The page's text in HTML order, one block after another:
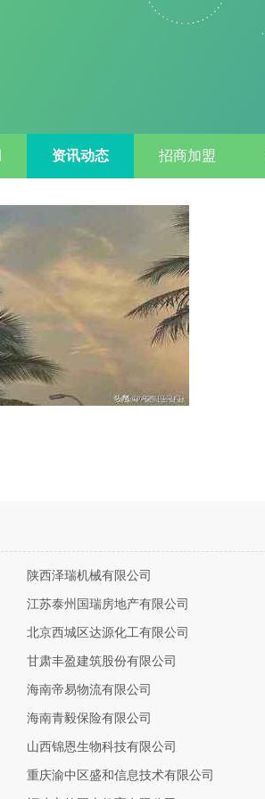
资讯动态 招商加盟
陕西泽瑞机械有限公司
江苏泰州国瑞房地产有限公司
北京西城区达源化工有限公司
甘肃丰盈建筑股份有限公司
海南帝易物流有限公司
海南青毅保险有限公司
山西锦恩生物科技有限公司
重庆渝中区盛和信息技术有限公司